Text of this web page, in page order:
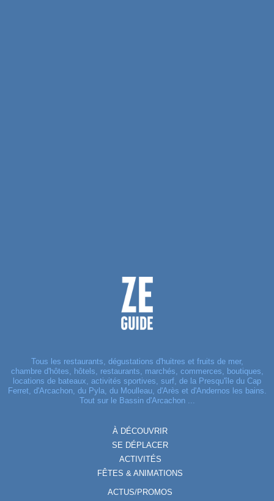
Tous les restaurants, dégustations d'huitres et fruits de mer,
chambre d'hôtes, hôtels, restaurants, marchés, commerces, boutiques,
locations de bateaux, activités sportives, surf, de la Presqu'île du Cap
Ferret, d'Arcachon, du Pyla, du Moulleau, d'Arès et d'Andernos les bains.
Tout sur le Bassin d'Arcachon ...
À DÉCOUVRIR
SE DÉPLACER
ACTIVITÉS
FÊTES & ANIMATIONS
ACTUS/PROMOS